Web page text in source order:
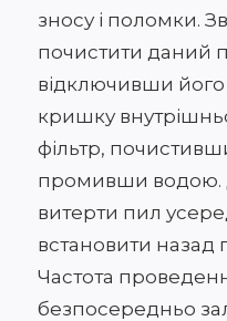
зносу і поломки.
почистити даний
відключивши його
кришку
фільтр,
промивши водою.
витерти пил
встановити назад
Частота
безпосередньо